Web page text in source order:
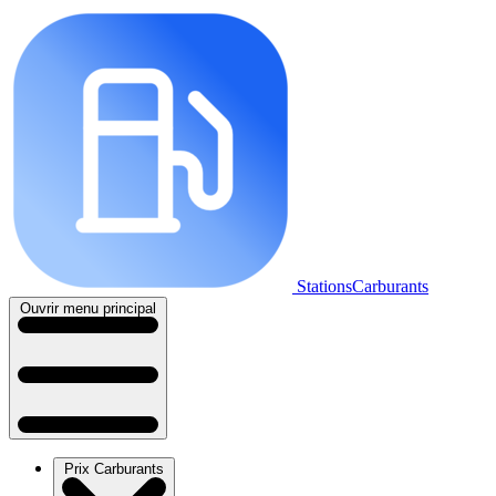
StationsCarburants
Ouvrir menu principal
Prix Carburants